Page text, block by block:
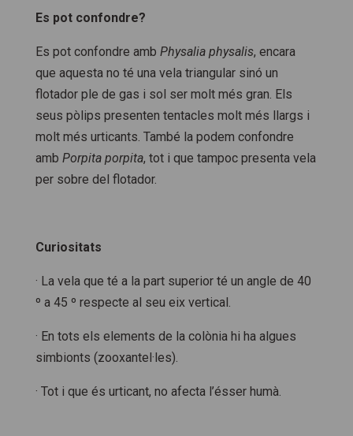
Es pot confondre?
Es pot confondre amb Physalia physalis, encara
que aquesta no té una vela triangular sinó un
flotador ple de gas i sol ser molt més gran. Els
seus pòlips presenten tentacles molt més llargs i
molt més urticants. També la podem confondre
amb Porpita porpita, tot i que tampoc presenta vela
per sobre del flotador.
Curiositats
· La vela que té a la part superior té un angle de 40
º a 45 º respecte al seu eix vertical.
· En tots els elements de la colònia hi ha algues
simbionts (zooxantel·les).
· Tot i que és urticant, no afecta l’ésser humà.